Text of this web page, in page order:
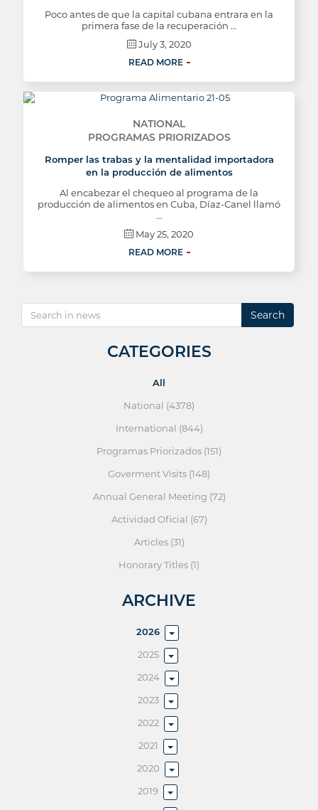
Poco antes de que la capital cubana entrara en la
primera fase de la recuperación …
July 3, 2020
READ MORE
NATIONAL
PROGRAMAS PRIORIZADOS
Romper las trabas y la mentalidad importadora
en la producción de alimentos
Al encabezar el chequeo al programa de la
producción de alimentos en Cuba, Díaz-Canel llamó
…
May 25, 2020
READ MORE
Search
CATEGORIES
All
National (4378)
International (844)
Programas Priorizados (151)
Goverment Visits (148)
Annual General Meeting (72)
Actividad Oficial (67)
Articles (31)
Honorary Titles (1)
ARCHIVE
2026
2025
2024
2023
2022
2021
2020
2019